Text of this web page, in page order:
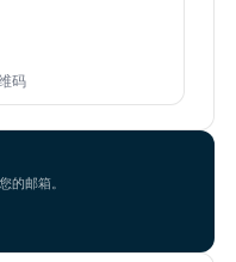
码
的邮箱。